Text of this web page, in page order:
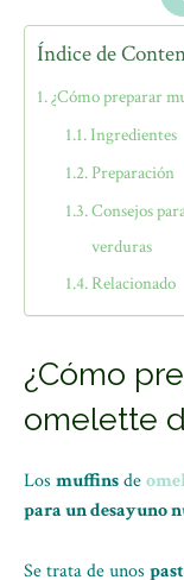
Índice de
¿Cómo preparar
Ingredientes
Preparación
Consejos
verduras
Relacionado
¿Cómo
omelette
Los muffinsde
para un desayuno
Se trata de unos